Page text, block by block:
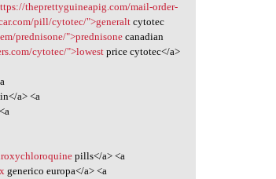
theprettyguineapig.com/mail-order-
pill/cytotec/">generalt cytotec
prednisone/">prednisonecanadian
cytotec/">lowestprice cytotec</a>
a> <a
<a
pills</a> <a
generico europa</a> <a